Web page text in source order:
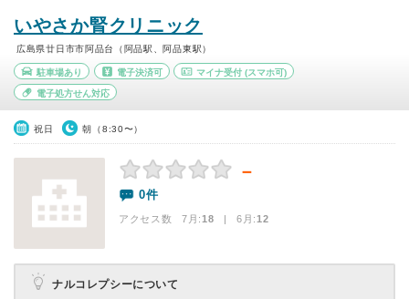
いやさか腎クリニック
広島県廿日市市阿品台（阿品駅、阿品東駅）
駐車場あり 電子決済可 マイナ受付 (スマホ可)
電子処方せん対応
祝日 朝（8:30〜）
－
0件
アクセス数 7月:18 | 6月:12
ナルコレプシーについて